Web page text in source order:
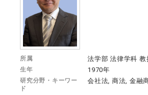
所属 法学部 法律学科 教
生年 1970年
研究分野・キーワー
ド
会社法, 商法, 金融